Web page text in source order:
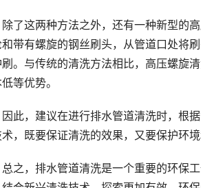
除了这两种方法之外，还有一种新型的
带有螺旋的钢丝刷头，从管道口处将
。与传统的清洗方法相比，高压螺旋
等优势。
因此，建议在进行排水管道清洗时，根
，既要保证清洗的效果，又要保护环境
总之，排水管道清洗是一个重要的环保